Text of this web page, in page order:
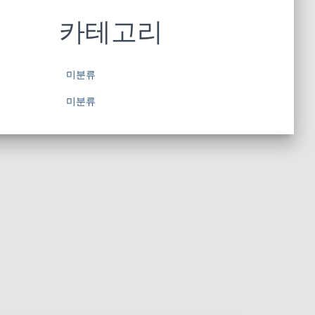
카테고리
미분류
미분류